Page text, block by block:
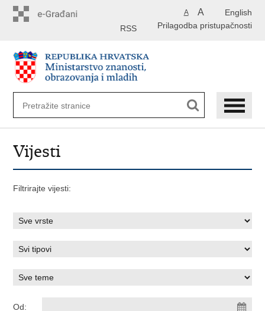
English
A A
Prilagodba pristupačnosti
RSS
Vijesti
Filtrirajte vijesti:
Od: